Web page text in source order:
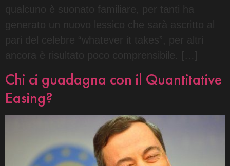
qualcuno è suonato familiare, per tanti ha
generato un nuovo lessico che sarà ascritto al
pari del celebre “whatever it takes”, per altri
ancora è risultato poco comprensibile. […]
Chi ci guadagna con il Quantitative
Easing?